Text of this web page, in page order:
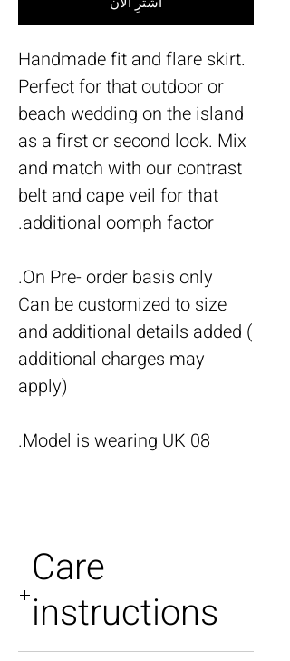
Handmade fit and flare skirt.
Perfect for that outdoor or
beach wedding on the island
as a first or second look. Mix
and match with our contrast
belt and cape veil for that
additional oomph factor.
On Pre- order basis only.
Can be customized to size
and additional details added (
additional charges may
apply)
Model is wearing UK 08.
Care
instructions